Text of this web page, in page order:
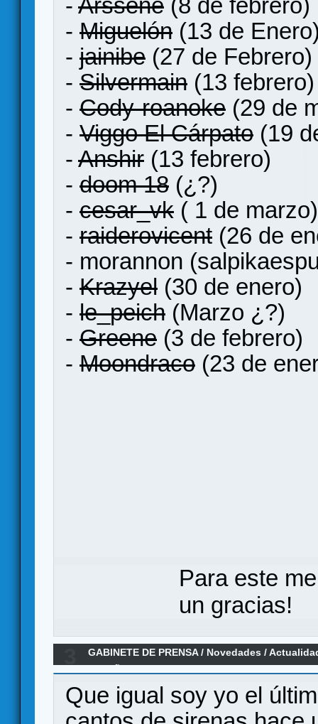
- Arssene (8 de febrero)
- Miguelón (13 de
- jainibe (27 de Febrero)
- Silvermain (13 febrero)
- Cody-roanoke (29 de
- Viggo El Cárpato (19
- Anshir (13 febrero)
- doom 18 (¿?)
- cesar_vk ( 1 de marzo)
- raiderovicent (26 de
- morannon
- Krazyel (30 de enero)
- le_peich (Marzo ¿?)
- Greene (3 de febrero)
- Moondraco (23 de
Para este
un gracias!
GABINETE DE PRENSA/ Novedades /
Que igual soy yo el